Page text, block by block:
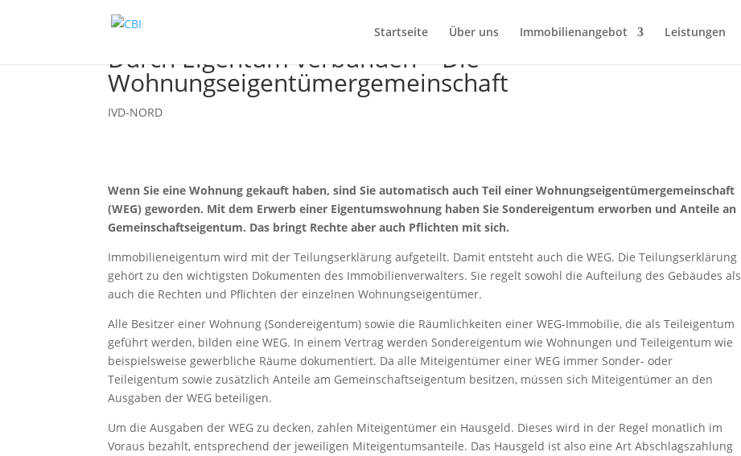
Startseite Über uns Immobilienangebot Leistungen
Durch Eigentum verbunden – Die
Wohnungseigentümergemeinschaft
IVD-NORD
Wenn Sie eine Wohnung gekauft haben, sind Sie automatisch auch Teil einer Wohnungseigentümergemeinschaft
(WEG) geworden. Mit dem Erwerb einer Eigentumswohnung haben Sie Sondereigentum erworben und Anteile an
Gemeinschaftseigentum. Das bringt Rechte aber auch Pflichten mit sich.
Immobilieneigentum wird mit der Teilungserklärung aufgeteilt. Damit entsteht auch die WEG. Die Teilungserklärung
gehört zu den wichtigsten Dokumenten des Immobilienverwalters. Sie regelt sowohl die Aufteilung des Gebäudes als
auch die Rechten und Pflichten der einzelnen Wohnungseigentümer.
Alle Besitzer einer Wohnung (Sondereigentum) sowie die Räumlichkeiten einer WEG-Immobilie, die als Teileigentum
geführt werden, bilden eine WEG. In einem Vertrag werden Sondereigentum wie Wohnungen und Teileigentum wie
beispielsweise gewerbliche Räume dokumentiert. Da alle Miteigentümer einer WEG immer Sonder- oder
Teileigentum sowie zusätzlich Anteile am Gemeinschaftseigentum besitzen, müssen sich Miteigentümer an den
Ausgaben der WEG beteiligen.
Um die Ausgaben der WEG zu decken, zahlen Miteigentümer ein Hausgeld. Dieses wird in der Regel monatlich im
Voraus bezahlt, entsprechend der jeweiligen Miteigentumsanteile. Das Hausgeld ist also eine Art Abschlagszahlung